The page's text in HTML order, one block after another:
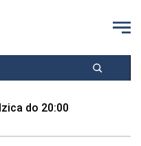
do 20:00